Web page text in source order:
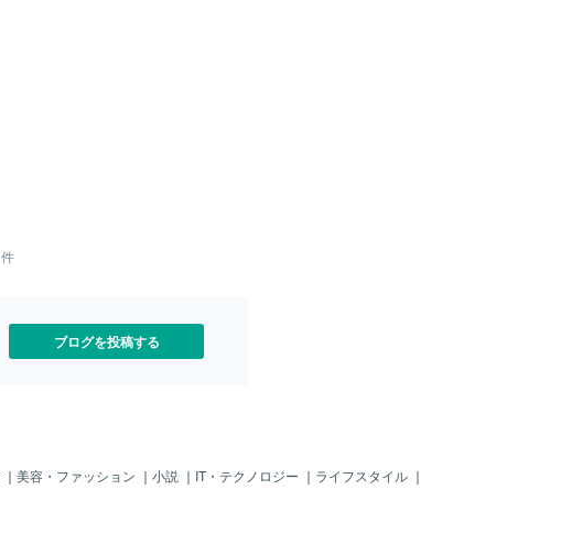
件
ブログを投稿する
｜ 美容・ファッション ｜ 小説 ｜ IT・テクノロジー ｜ ライフスタイル ｜